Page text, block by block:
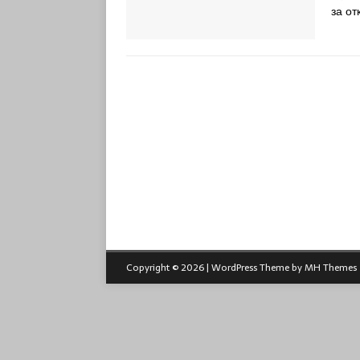
за
Copyright © 2026 | WordPress Theme byMH Themes